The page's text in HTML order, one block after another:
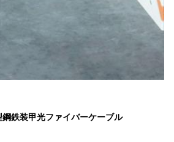
鋼鉄装甲光ファイバーケーブル